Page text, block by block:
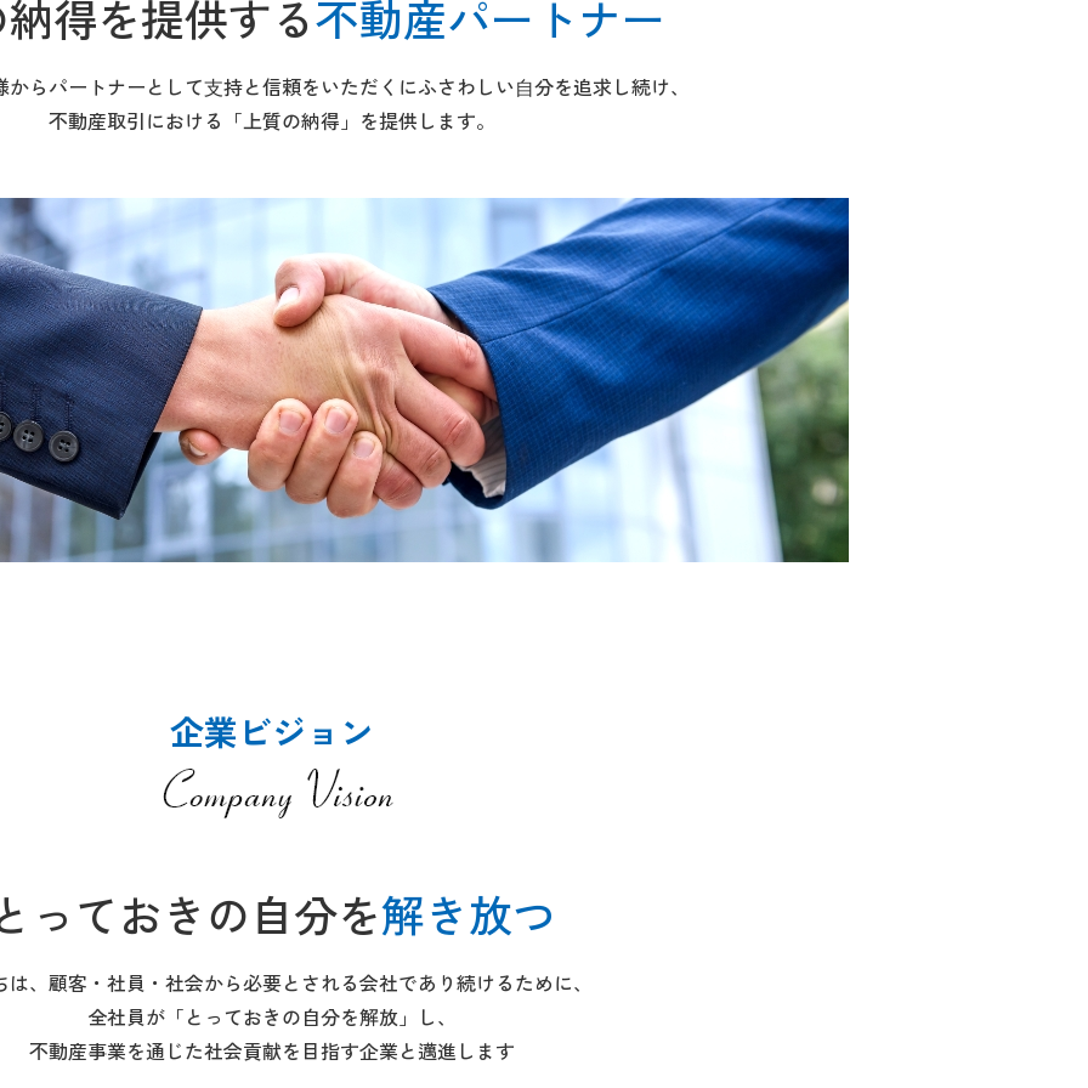
得を提供する不動産パートナー
らパートナーとして⽀持と信頼をいただくにふさわしい⾃分を追求し続け、
不動産取引における「上質の納得」を提供します。
企業ビジョン
っておきの自分を解き放つ
は、顧客・社員・社会から必要とされる会社であり続けるために、
全社員が「とっておきの自分を解放」し、
不動産事業を通じた社会貢献を目指す企業と邁進します